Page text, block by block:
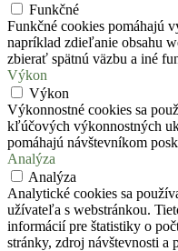
Funkčné
Funkčné cookies pomáhajú
napríklad zdieľanie obsahu
zbierať spätnú väzbu a iné
Výkon
Výkon
Výkonnostné cookies sa
kľúčových výkonnostných
pomáhajú návštevníkom
Analýza
Analýza
Analytické cookies sa
užívateľa s webstránkou.
informácií pre štatistiky o
stránky, zdroj návštevnosti a